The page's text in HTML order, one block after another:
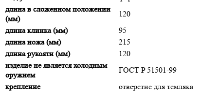
длина в сложенном положении
(мм)
120
длина клинка (мм)
95
длина ножа (мм)
215
длина рукояти (мм)
120
изделие не является холодным
оружием
ГОСТ P 51501-99
крепление
отверстие для темляка